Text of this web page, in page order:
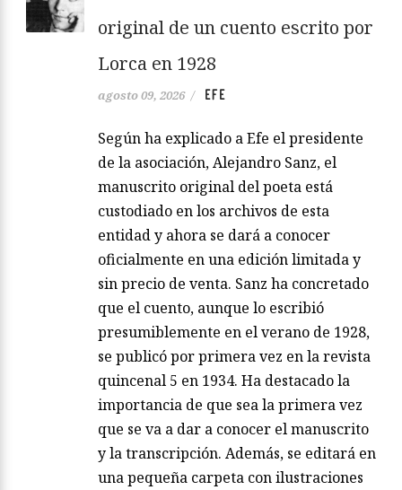
original de un cuento escrito por
Lorca en 1928
agosto 09, 2026 / EFE
Según ha explicado a Efe el presidente
de la asociación, Alejandro Sanz, el
manuscrito original del poeta está
custodiado en los archivos de esta
entidad y ahora se dará a conocer
oficialmente en una edición limitada y
sin precio de venta. Sanz ha concretado
que el cuento, aunque lo escribió
presumiblemente en el verano de 1928,
se publicó por primera vez en la revista
quincenal 5 en 1934. Ha destacado la
importancia de que sea la primera vez
que se va a dar a conocer el manuscrito
y la transcripción. Además, se editará en
una pequeña carpeta con ilustraciones